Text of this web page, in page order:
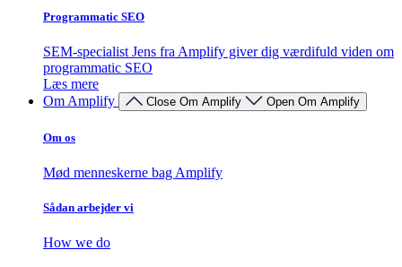
Programmatic SEO
SEM-specialist Jens fra Amplify giver dig værdifuld viden om
programmatic SEO
Læs mere
Om Amplify
Close Om Amplify Open Om Amplify
Om os
Mød menneskerne bag Amplify
Sådan arbejder vi
How we do